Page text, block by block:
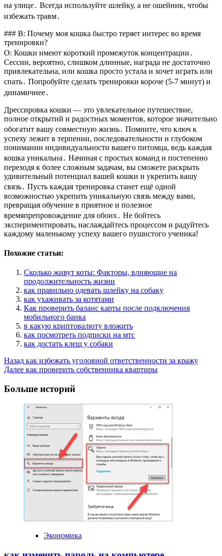
на улице․ Всегда используйте шлейку, а не ошейник, чтобы
избежать травм․
### В: Почему моя кошка быстро теряет интерес во время
тренировки?
О: Кошки имеют короткий промежуток концентрации․
Сессии, вероятно, слишком длинные, награда не достаточно
привлекательна, или кошка просто устала и хочет играть или
спать․ Попробуйте сделать тренировки короче (5-7 минут) и
динамичнее․
Дрессировка кошки — это увлекательное путешествие,
полное открытий и радостных моментов, которое значительно
обогатит вашу совместную жизнь․ Помните, что ключ к
успеху лежит в терпении, последовательности и глубоком
понимании индивидуальности вашего питомца, ведь каждая
кошка уникальна․ Начиная с простых команд и постепенно
переходя к более сложным задачам, вы сможете раскрыть
удивительный потенциал вашей кошки и укрепить вашу
связь․ Пусть каждая тренировка станет ещё одной
возможностью укрепить уникальную связь между вами,
превращая обучение в приятное и полезное
времяпрепровождение для обоих․ Не бойтесь
экспериментировать, наслаждайтесь процессом и радуйтесь
каждому маленькому успеху вашего пушистого ученика!
Похожие статьи:
Сколько живут коты: Факторы, влияющие на
продолжительность жизни
как правильно одевать шлейку на собаку
как ухаживать за котятами
Как проверить баланс карты после подключения
мобильного банка
в какую криптовалюту вложить
как посмотреть подписки на мтс
как достать клещ у собаки
Post
Navigation
Назад как избежать уголовной ответственности за кражу
Далее как проверить собственника квартиры
Больше историй
Экономика